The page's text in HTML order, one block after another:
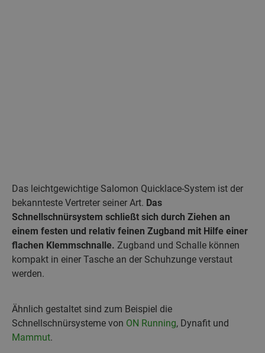
Das leichtgewichtige Salomon Quicklace-System ist der
bekannteste Vertreter seiner Art. Das
Schnellschnürsystem schließt sich durch Ziehen an
einem festen und relativ feinen Zugband mit Hilfe einer
flachen Klemmschnalle. Zugband und Schalle können
kompakt in einer Tasche an der Schuhzunge verstaut
werden.
Ähnlich gestaltet sind zum Beispiel die
Schnellschnürsysteme von ON Running, Dynafit und
Mammut.